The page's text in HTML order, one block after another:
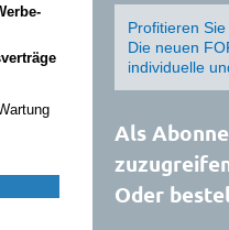
Profitieren
Die neuen
individuelle
Als
Oder